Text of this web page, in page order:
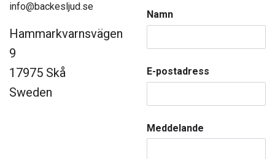
info@backesljud.se
Hammarkvarnsvägen
9
17975 Skå
Sweden
Namn
E-postadress
Meddelande